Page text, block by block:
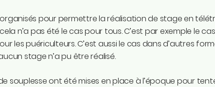
pour permettre la réalisation de stage en
n’a pas été le cas pour tous. C’est par exemple le
les puériculteurs. C’est aussi le cas dans d’autres
stage n’a pu être réalisé.
souplesse ont été mises en place à l’époque pour